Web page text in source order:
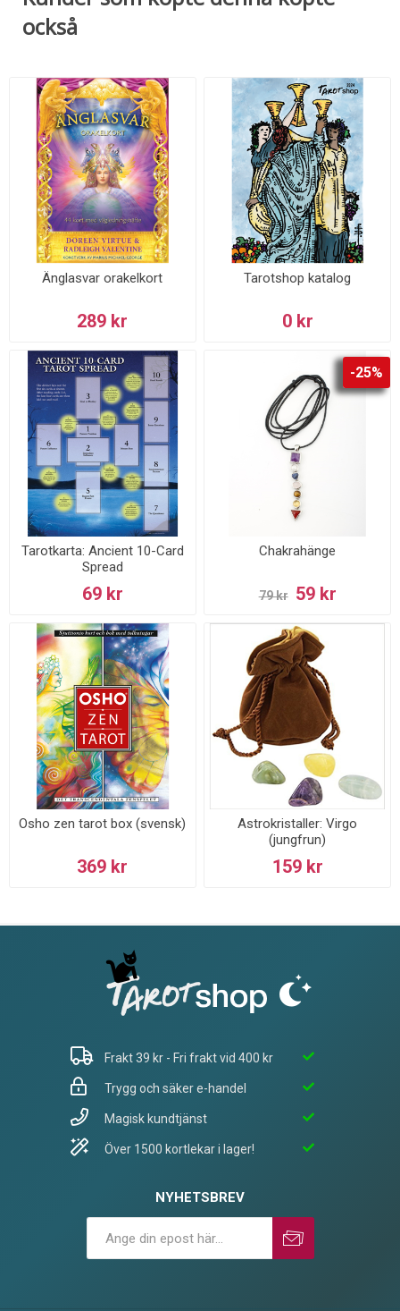
också
Änglasvar orakelkort
289 kr
Tarotshop katalog
0 kr
Tarotkarta: Ancient 10-Card
Spread
69 kr
-25%
Chakrahänge
79 kr 59 kr
Osho zen tarot box (svensk)
369 kr
Astrokristaller: Virgo
(jungfrun)
159 kr
Frakt 39 kr - Fri frakt vid 400 kr
Trygg och säker e-handel
Magisk kundtjänst
Över 1500 kortlekar i lager!
NYHETSBREV